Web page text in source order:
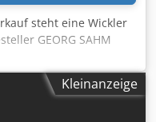
steht eine Wickler
GEORG SAHM
Anzahl der Module 6
E Sahm 410 E
Bewicklungsbreite
Gestell 3-etagig
Kleinanzeige